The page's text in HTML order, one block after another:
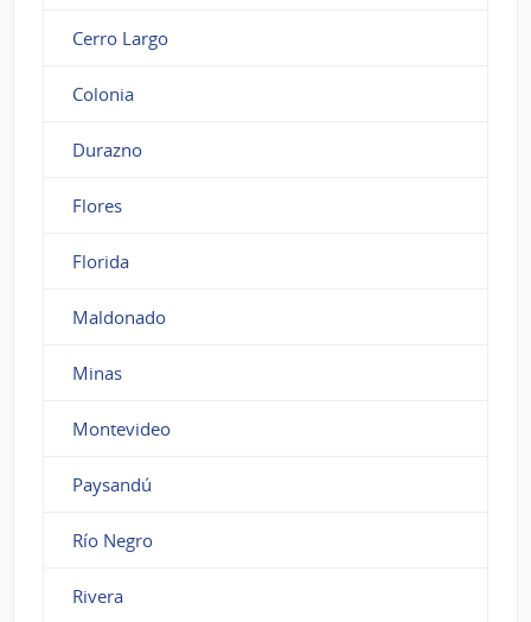
Cerro Largo
Colonia
Durazno
Flores
Florida
Maldonado
Minas
Montevideo
Paysandú
Río Negro
Rivera